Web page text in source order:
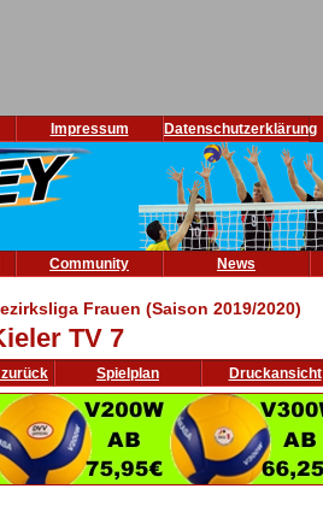
Impressum Datenschutzerklärung
Community News
Frauen (Saison 2019/2020)
TV 7
zurück Spielplan Druckansicht